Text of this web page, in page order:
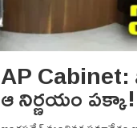
AP
ఆ నిర్ణయం పక్కా!